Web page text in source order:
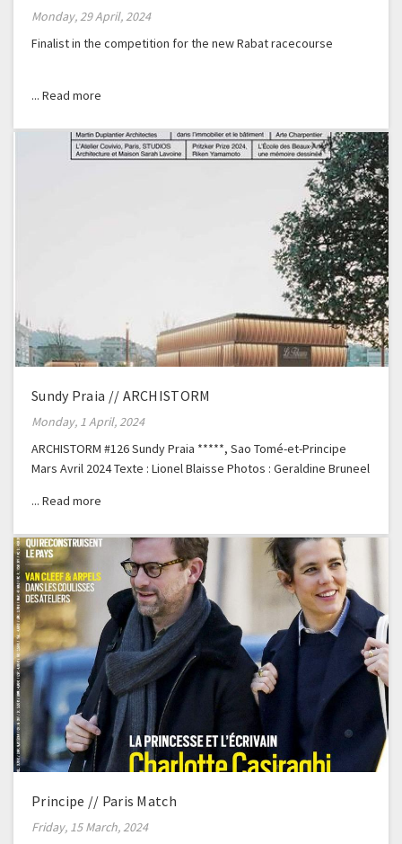
Monday, 29 April, 2024
Finalist in the competition for the new Rabat racecourse
Sundy Praia // ARCHISTORM
Monday, 1 April, 2024
ARCHISTORM #126 Sundy Praia *****, Sao Tomé-et-Principe
Mars Avril 2024 Texte : Lionel Blaisse Photos : Geraldine Bruneel
Principe // Paris Match
Friday, 15 March, 2024